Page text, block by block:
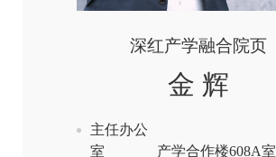
深红产学融合院页
金 辉
主任办公
室
产学合作楼608A室